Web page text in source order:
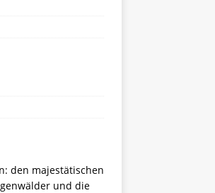
den majestätischen
und die